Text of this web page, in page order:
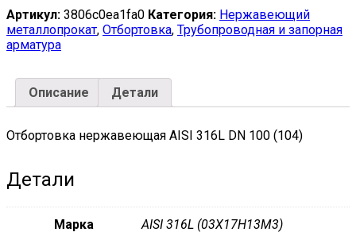
100
(104)
quantity
Артикул: 3806c0ea1fa0 Категория: Нержавеющий
металлопрокат, Отбортовка, Трубопроводная и запорная
арматура
Описание Детали
Отбортовка нержавеющая AISI 316L DN 100 (104)
Детали
Марка AISI 316L (03Х17Н13М3)